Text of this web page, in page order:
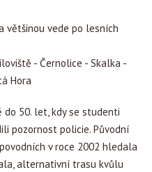
většinou vede po lesních
- Černolice - Skalka -
Hora
50. let, kdy se studenti
pozornost policie. Původní
v roce 2002 hledala
alternativní trasu kvůlu